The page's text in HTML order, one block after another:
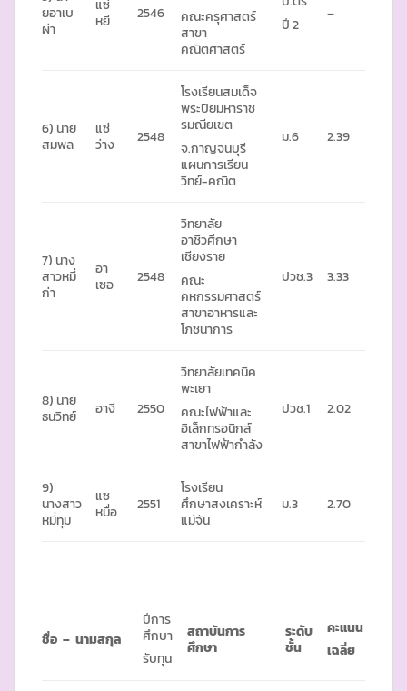
ยอาเบ
ผ่า
แซ่
หยี
2546
คณะครุศาสตร์
สาขา
คณิตศาสตร์
ปี 2
–
6) นาย
สมพล
แซ่
ว่าง
2548
โรงเรียนสมเด็จ
พระปิยมหาราช
รมณียเขต
จ.กาญจนบุรี
แผนการเรียน
วิทย์-คณิต
ม.6 2.39
7) นาง
สาวหมี่
ก่า
อา
เซอ
2548
วิทยาลัย
อาชีวศึกษา
เชียงราย
คณะ
คหกรรมศาสตร์
สาขาอาหารและ
โภชนาการ
ปวช.3 3.33
8) นาย
ธนวิทย์
อางี 2550
วิทยาลัยเทคนิค
พะเยา
คณะไฟฟ้าและ
อิเล็กทรอนิกส์
สาขาไฟฟ้ากำลัง
ปวช.1 2.02
9)
นางสาว
หมี่ทุม
แซ
หมื่อ
2551
โรงเรียน
ศึกษาสงเคราะห์
แม่จัน
ม.3 2.70
ชื่อ – นามสกุล
ปีการ
ศึกษา
รับทุน
สถาบันการ
ศึกษา
ระดับ
ชั้น
คะแนน
เฉลี่ย